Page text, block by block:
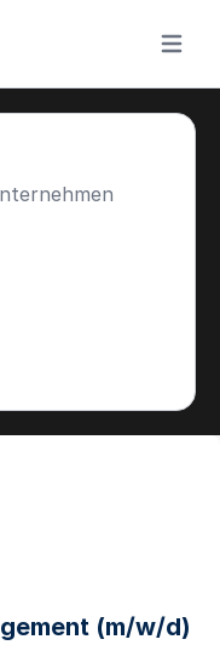
Menü
(m/w/d)